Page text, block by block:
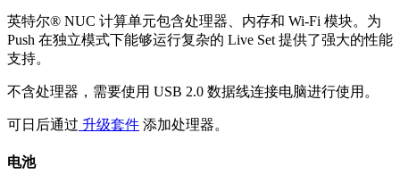
英特尔® NUC 计算单元包含处理器、内存和 Wi-Fi 模块。为
Push 在独立模式下能够运行复杂的 Live Set 提供了强大的性能
支持。
不含处理器，需要使用 USB 2.0 数据线连接电脑进行使用。
可日后通过 升级套件 添加处理器。
电池